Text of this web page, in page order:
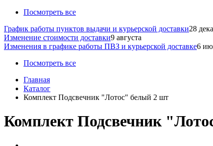
Посмотреть все
График работы пунктов выдачи и курьерской доставки28
Изменение стоимости доставки9 августа
Изменения в графике работы ПВЗ и курьерской доставке6
Посмотреть все
Главная
Каталог
Комплект Подсвечник "Лотос" белый 2 шт
Комплект Подсвечник